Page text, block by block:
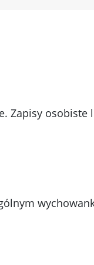
Zapisy osobiste